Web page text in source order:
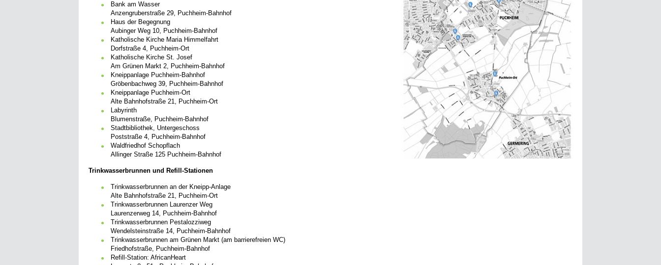
Bank am Wasser
Anzengruberstraße 29, Puchheim-Bahnhof
Haus der Begegnung
Aubinger Weg 10, Puchheim-Bahnhof
Katholische Kirche Maria Himmelfahrt
Dorfstraße 4, Puchheim-Ort
Katholische Kirche St. Josef
Am Grünen Markt 2, Puchheim-Bahnhof
Kneippanlage Puchheim-Bahnhof
Gröbenbachweg 39, Puchheim-Bahnhof
Kneippanlage Puchheim-Ort
Alte Bahnhofstraße 21, Puchheim-Ort
Labyrinth
Blumenstraße, Puchheim-Bahnhof
Stadtbibliothek, Untergeschoss
Poststraße 4, Puchheim-Bahnhof
Waldfriedhof Schopflach
Allinger Straße 125 Puchheim-Bahnhof
Trinkwasserbrunnen und Refill-Stationen
Trinkwasserbrunnen an der Kneipp-Anlage
Alte Bahnhofstraße 21, Puchheim-Ort
Trinkwasserbrunnen Laurenzer Weg
Laurenzerweg 14, Puchheim-Bahnhof
Trinkwasserbrunnen Pestalozziweg
Wendelsteinstraße 14, Puchheim-Bahnhof
Trinkwasserbrunnen am Grünen Markt (am barrierefreien WC)
Friedhofstraße, Puchheim-Bahnhof
Refill-Station: AfricanHeart